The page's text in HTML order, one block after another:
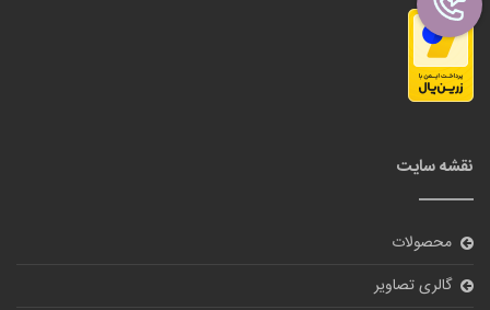
نقشه سایت
محصولات
گالری تصاویر